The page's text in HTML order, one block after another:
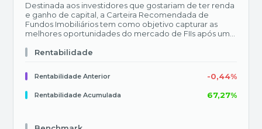
Destinada aos investidores que gostariam de ter renda
e ganho de capital, a Carteira Recomendada de
Fundos Imobiliários tem como objetivo capturar as
melhores oportunidades do mercado de FIIs após um
dos ativos. Buscamos equilibrar o nosso portfolio com
proporcionando, além da diversificação setorial,
exposição a diferentes regiões do país. A atualização
da carteira possui periodicidade mensal, com
divulgação todo 1º dia útil de cada mês.
Rentabilidade
Rentabilidade Anterior -0,44%
Rentabilidade Acumulada 67,27%